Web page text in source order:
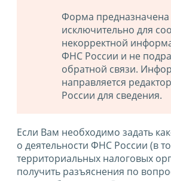
Форма предназначена
исключительно для
некорректной
ФНС России и не
обратной связи.
направляется
России для сведения.
Если Вам необходимо задать
о деятельности ФНС России (в
территориальных налоговых
получить разъяснения по